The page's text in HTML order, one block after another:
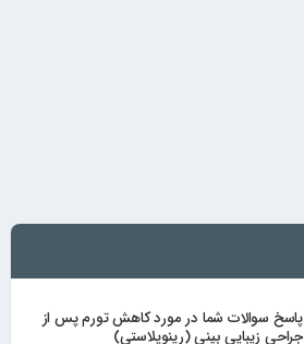
پاسخ سوالات شما در مورد کاهش تورم پس از
جراحی زیبایی بینی (رینوپلاستی)